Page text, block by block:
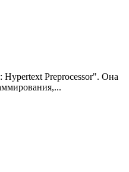
Hypertext Preprocessor". Она